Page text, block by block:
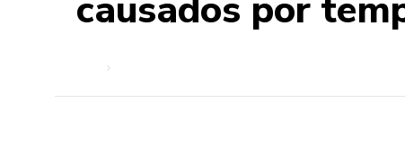
causados por